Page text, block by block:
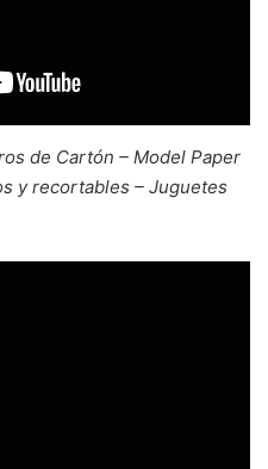
de Cartón – Model Paper
y recortables – Juguetes